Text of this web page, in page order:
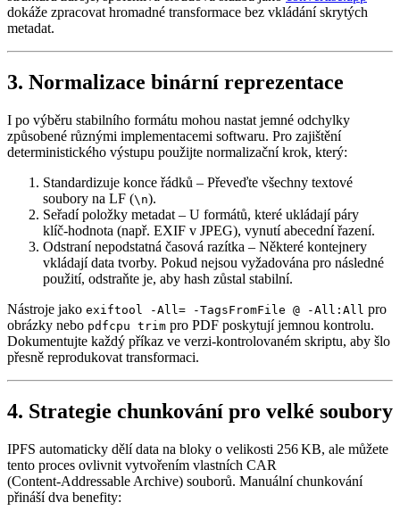
dokáže zpracovat hromadné transformace bez vkládání skrytých
metadat.
3. Normalizace binární reprezentace
I po výběru stabilního formátu mohou nastat jemné odchylky
způsobené různými implementacemi softwaru. Pro zajištění
deterministického výstupu použijte normalizační krok, který:
Standardizuje konce řádků – Převeďte všechny textové
soubory na LF (\n).
Seřadí položky metadat – U formátů, které ukládají páry
klíč‑hodnota (např. EXIF v JPEG), vynutí abecední řazení.
Odstraní nepodstatná časová razítka – Některé kontejnery
vkládají data tvorby. Pokud nejsou vyžadována pro následné
použití, odstraňte je, aby hash zůstal stabilní.
Nástroje jako exiftool -All= -TagsFromFile @ -All:All pro
obrázky nebo pdfcpu trim pro PDF poskytují jemnou kontrolu.
Dokumentujte každý příkaz ve verzi‑kontrolovaném skriptu, aby šlo
přesně reprodukovat transformaci.
4. Strategie chunkování pro velké soubory
IPFS automaticky dělí data na bloky o velikosti 256 KB, ale můžete
tento proces ovlivnit vytvořením vlastních CAR
(Content‑Addressable Archive) souborů. Manuální chunkování
přináší dva benefity: